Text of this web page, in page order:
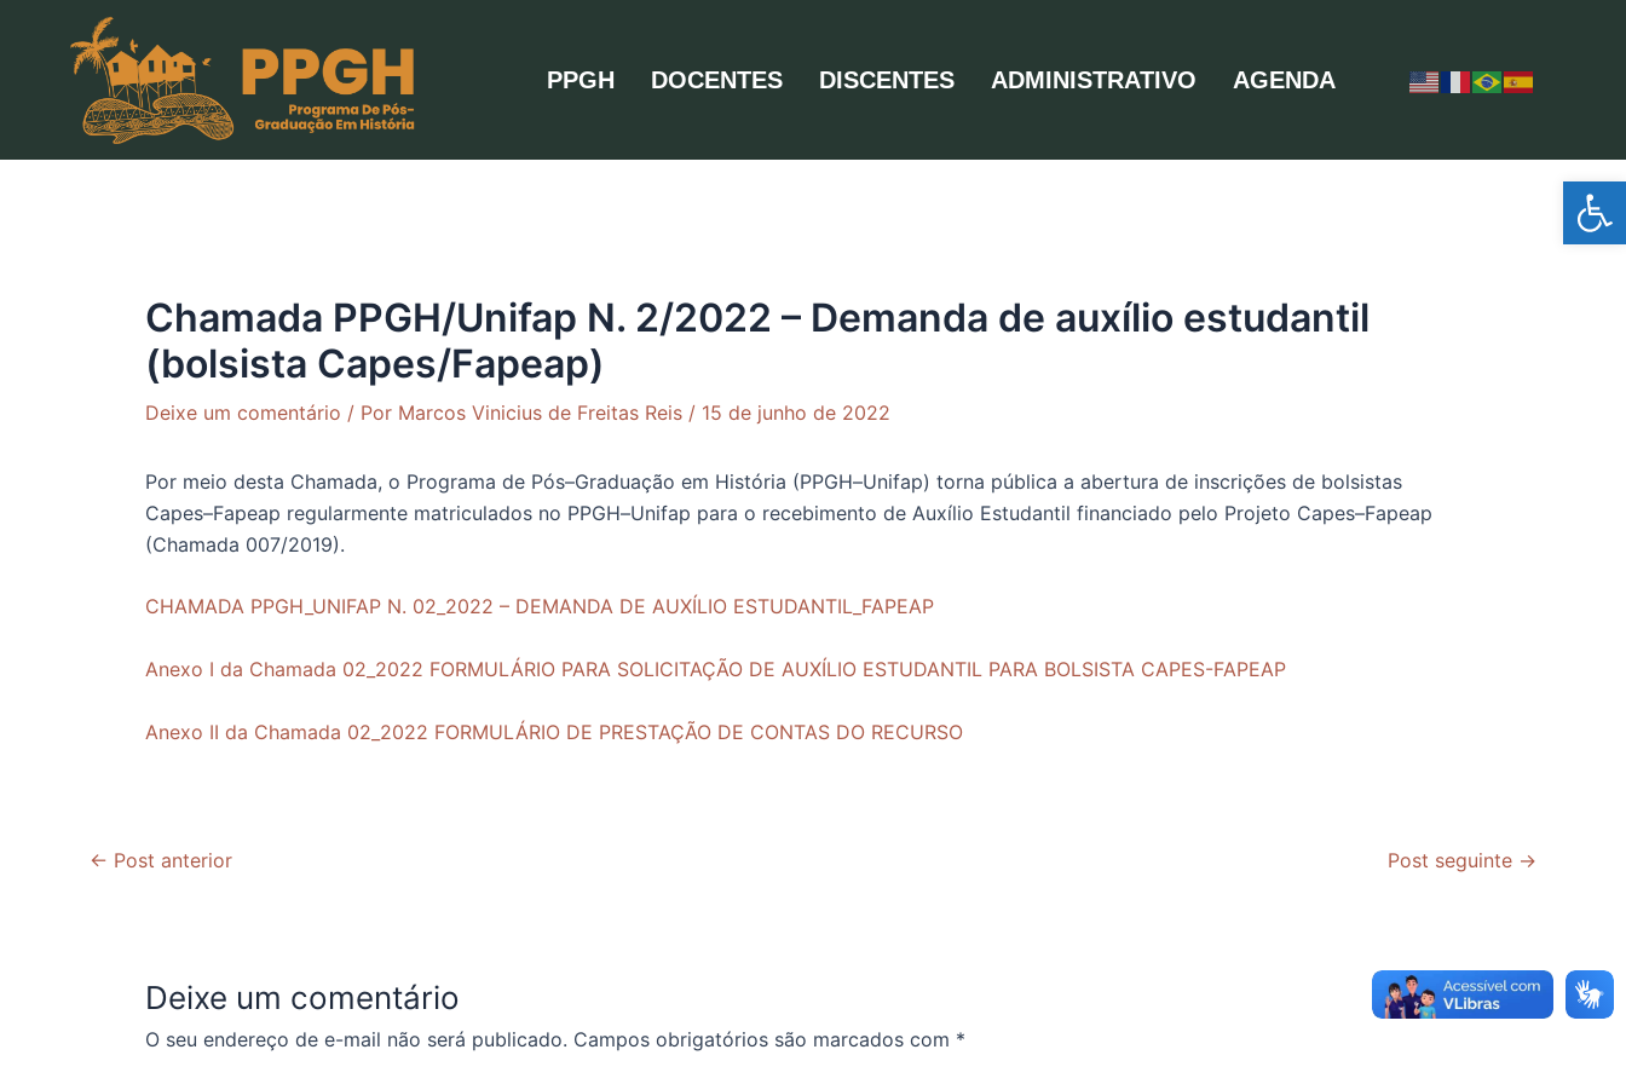
conteúdo
PPGH DOCENTES DISCENTES ADMINISTRATIVO AGENDA
Chamada PPGH/Unifap N. 2/2022 – Demanda de auxílio estudantil
(bolsista Capes/Fapeap)
Deixe um comentário / Por Marcos Vinicius de Freitas Reis / 15 de junho de 2022
Por meio desta Chamada, o Programa de Pós–Graduação em História (PPGH–Unifap) torna pública a abertura de inscrições de bolsistas
Capes–Fapeap regularmente matriculados no PPGH–Unifap para o recebimento de Auxílio Estudantil financiado pelo Projeto Capes–Fapeap
(Chamada 007/2019).
CHAMADA PPGH_UNIFAP N. 02_2022 – DEMANDA DE AUXÍLIO ESTUDANTIL_FAPEAP
Anexo I da Chamada 02_2022 FORMULÁRIO PARA SOLICITAÇÃO DE AUXÍLIO ESTUDANTIL PARA BOLSISTA CAPES-FAPEAP
Anexo II da Chamada 02_2022 FORMULÁRIO DE PRESTAÇÃO DE CONTAS DO RECURSO
← Post anterior Post seguinte →
Deixe um comentário
O seu endereço de e-mail não será publicado. Campos obrigatórios são marcados com *